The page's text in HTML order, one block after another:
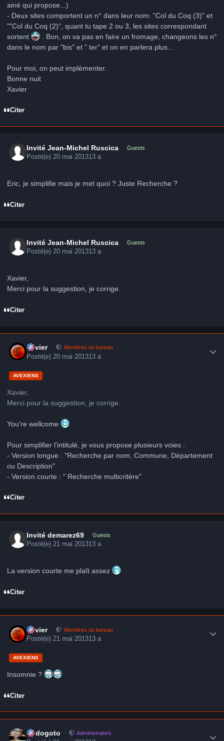
ainé qui propose...)
- Deux sites comportent un n° dans leur nom: "Col du Coq (3)" et
""Col du Coq (2)", quant tu tape 2 ou 3, les sites correspondant
sortent
. Bon, on va pas en faire un fromage, changeons les n°
dans le nom par "bis" et " ter" et on en parlera plus...
Pour moi, on peut implémenter.
Bonne nuit
Xavier
Citer
Invité Jean-Michel Ruscica Guests
Posté(e)20 mai 201313 a
Eric, je simplifie mais je met quoi ? Juste Recherche ?
Citer
Invité Jean-Michel Ruscica Guests
Posté(e)20 mai 201313 a
Xavier,
Merci pour la suggestion, je corrige.
Citer
Xavier Membres du bureau
Posté(e) 20 mai 201313 a
AVEXIENS
Xavier,
Merci pour la suggestion, je corrige.
You're wellcome
Pour simplifier l'intitulé, je vous propose plusieurs voies :
- Version longue : "Recherche par nom, Commune, Département
ou Description"
- Version courte : " Recherche multicritère"
Citer
Invité demarez69 Guests
Posté(e)21 mai 201313 a
La version courte me plaît assez
Citer
Xavier Membres du bureau
Posté(e)21 mai 201313 a
AVEXIENS
Insomnie ?
Citer
frédogoto Administrators